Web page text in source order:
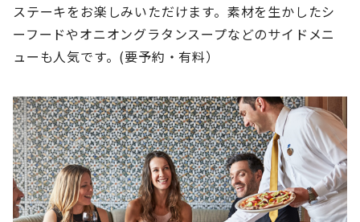
ステーキをお楽しみいただけます。素材を生かしたシ
ーフードやオニオングラタンスープなどのサイドメニ
ューも人気です。(要予約・有料）